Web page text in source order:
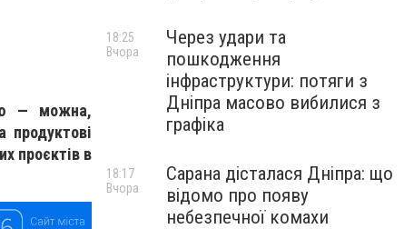
— можна,
продуктові
проєктів в
Через удари та
пошкодження
інфраструктури: потяги з
Дніпра масово вибилися з
графіка
18:25
Вчора
Сарана дісталася Дніпра: що
відомо про появу
небезпечної комахи
18:17
Вчора